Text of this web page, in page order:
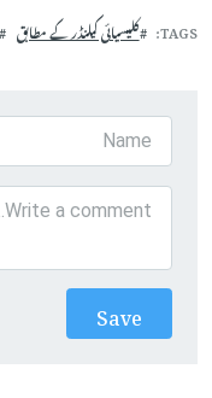
TAGS کلیسیائی کیلنڈر کے مطابق